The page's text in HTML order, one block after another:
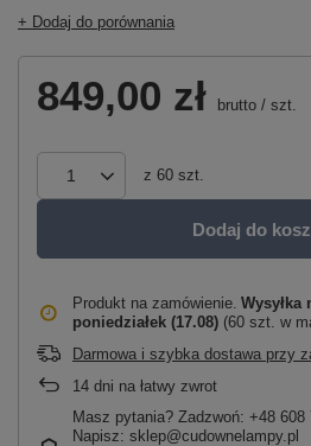
+ Dodaj do porównania
849,00 zł brutto / szt.
z 60 szt.
Dodaj do
Produkt na zamówienie Wysyłka
poniedziałek (17.08) (60 szt. w
Darmowa i szybka dostawa przy
14 dni na łatwy zwrot
Masz pytania? Zadzwoń: +48
Napisz: sklep@cudownelampy.pl